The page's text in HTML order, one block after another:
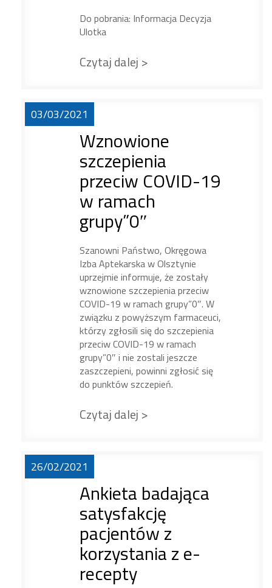
Do pobrania: Informacja Decyzja
Ulotka
Czytaj dalej >
03/03/2021
Wznowione
szczepienia
przeciw COVID-19
w ramach
grupy”0″
Szanowni Państwo, Okręgowa
Izba Aptekarska w Olsztynie
uprzejmie informuje, że zostały
wznowione szczepienia przeciw
COVID-19 w ramach grupy”0″. W
związku z powyższym farmaceuci,
którzy zgłosili się do szczepienia
przeciw COVID-19 w ramach
grupy”0″ i nie zostali jeszcze
zaszczepieni, powinni zgłosić się
do punktów szczepień.
Czytaj dalej >
26/02/2021
Ankieta badająca
satysfakcję
pacjentów z
korzystania z e-
recepty